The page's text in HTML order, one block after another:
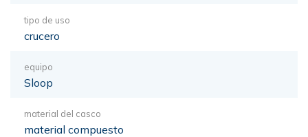
tipo de uso
crucero
equipo
Sloop
material del casco
material compuesto